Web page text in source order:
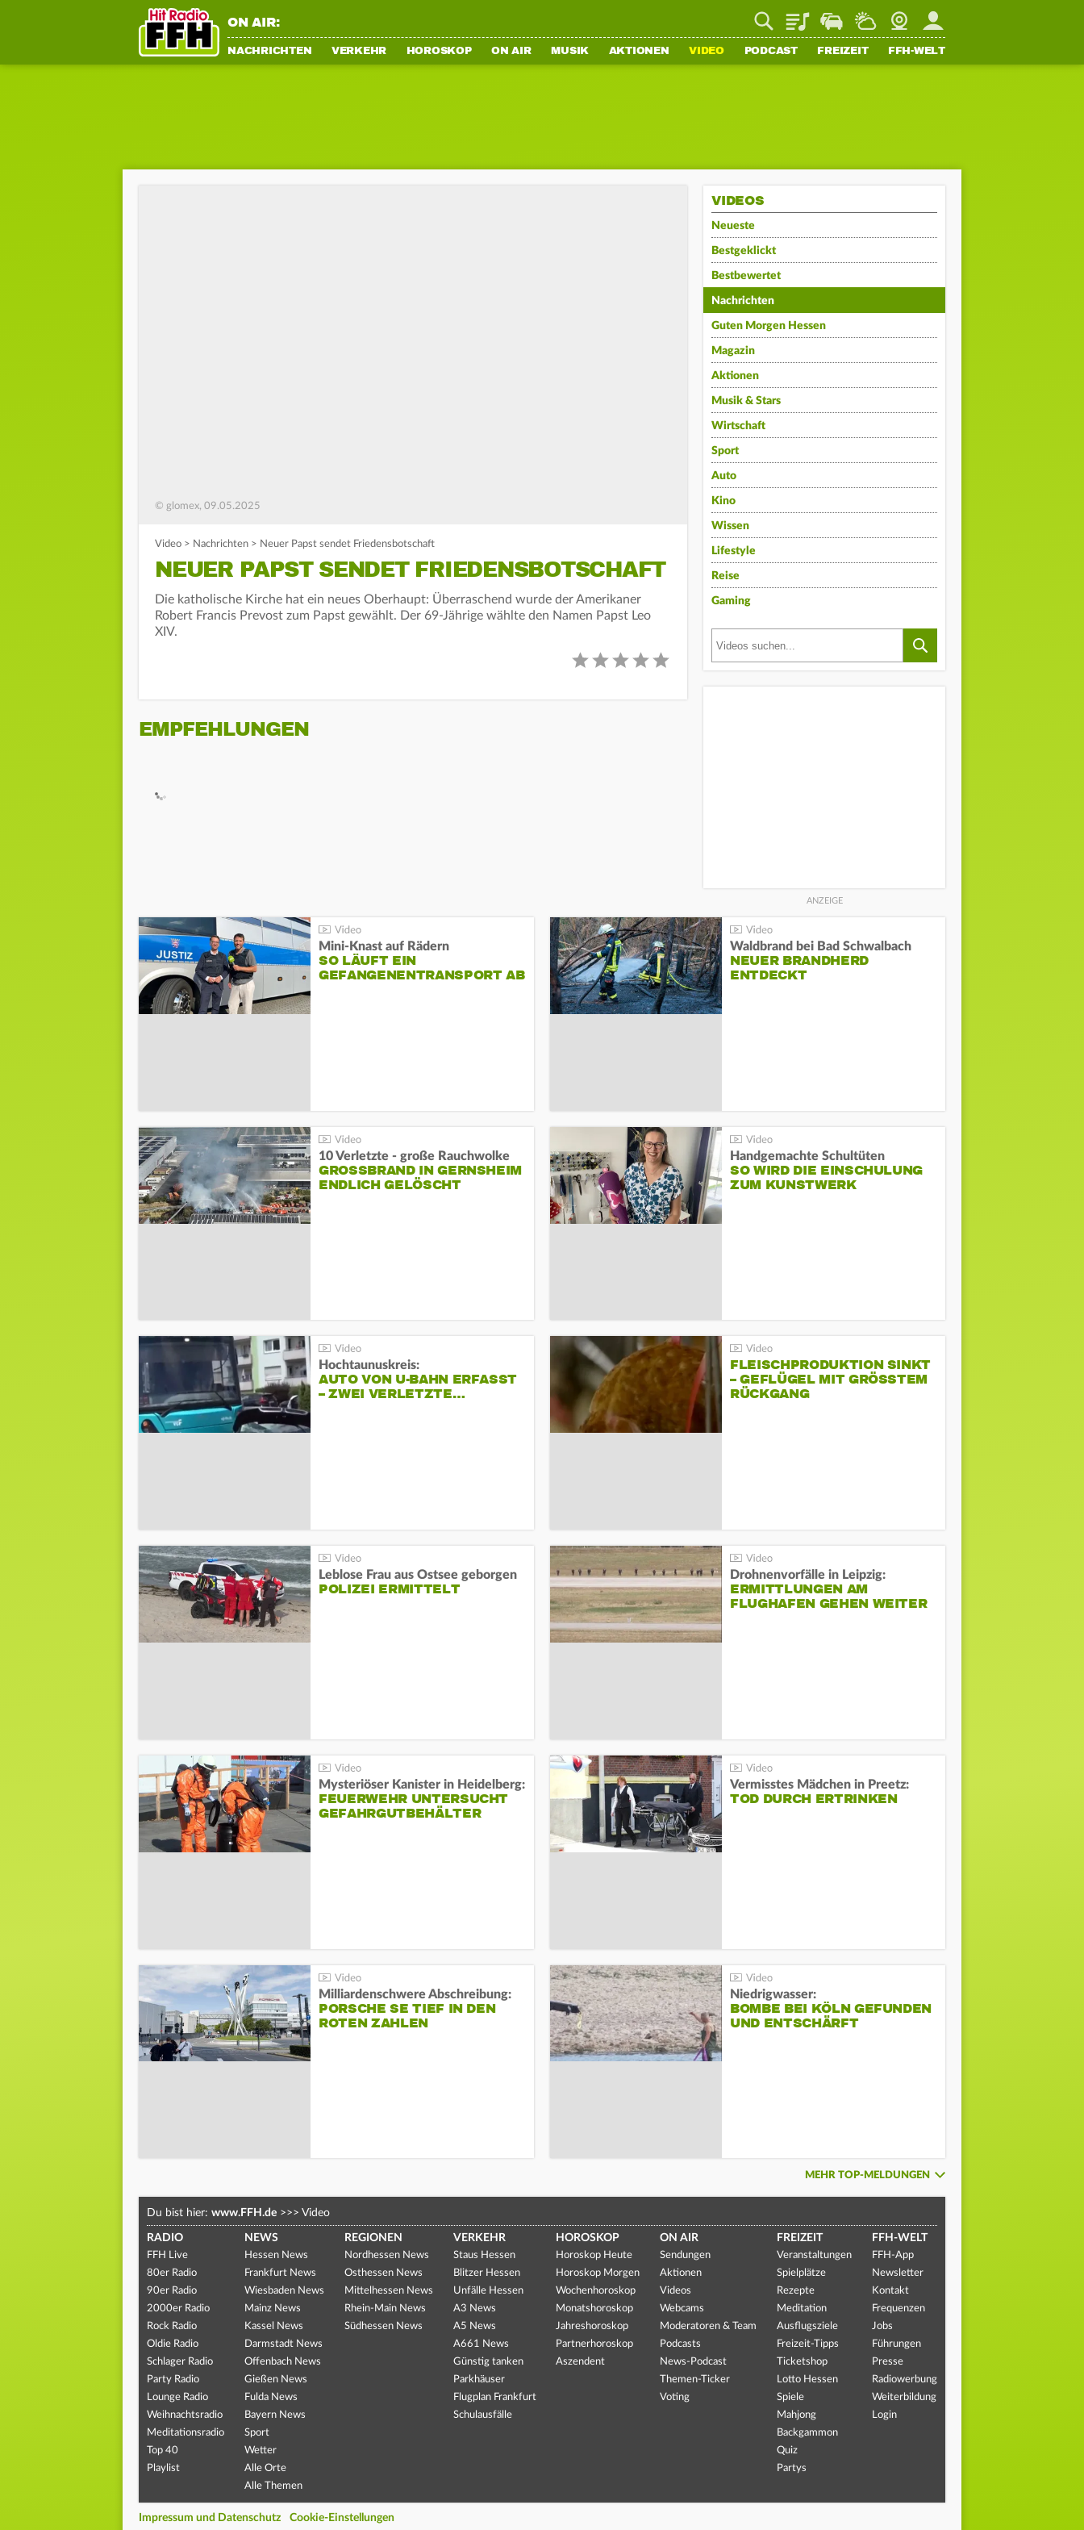
ON AIR: PlaylistStaupilotWetterWebcamMein FFH
NACHRICHTEN VERKEHR HOROSKOP ON AIR MUSIK AKTIONEN VIDEO PODCAST FREIZEIT FFH-WELT
© glomex, 09.05.2025
Video > Nachrichten > Neuer Papst sendet Friedensbotschaft
NEUER PAPST SENDET FRIEDENSBOTSCHAFT
Die katholische Kirche hat ein neues Oberhaupt: Überraschend wurde der Amerikaner
Robert Francis Prevost zum Papst gewählt. Der 69-Jährige wählte den Namen Papst Leo
XIV.
EMPFEHLUNGEN
VIDEOS
Neueste
Bestgeklickt
Bestbewertet
Nachrichten
Guten Morgen Hessen
Magazin
Aktionen
Musik & Stars
Wirtschaft
Sport
Auto
Kino
Wissen
Lifestyle
Reise
Gaming
Mini-Knast auf Rädern
SO LÄUFT EIN
GEFANGENENTRANSPORT AB
Waldbrand bei Bad Schwalbach
NEUER BRANDHERD
ENTDECKT
10 Verletzte - große Rauchwolke
GROSSBRAND IN GERNSHEIM E
NDLICH GELÖSCHT
Handgemachte Schultüten
SO WIRD DIE EINSCHULUNG
ZUM KUNSTWERK
Hochtaunuskreis:
AUTO VON U-BAHN ERFASST
– ZWEI VERLETZTE…
FLEISCHPRODUKTION SINKT
– GEFLÜGEL MIT GRÖSSTEM R
ÜCKGANG
Leblose Frau aus Ostsee geborgen
POLIZEI ERMITTELT
Drohnenvorfälle in Leipzig:
ERMITTLUNGEN AM
FLUGHAFEN GEHEN WEITER
Mysteriöser Kanister in Heidelberg:
FEUERWEHR UNTERSUCHT
GEFAHRGUTBEHÄLTER
Vermisstes Mädchen in Preetz:
TOD DURCH ERTRINKEN
Milliardenschwere Abschreibung:
PORSCHE SE TIEF IN DEN
ROTEN ZAHLEN
Niedrigwasser:
BOMBE BEI KÖLN GEFUNDEN
UND ENTSCHÄRFT
MEHR TOP-MELDUNGEN
Du bist hier: www.FFH.de >>> Video
RADIO
FFH Live
80er Radio
90er Radio
2000er Radio
Rock Radio
Oldie Radio
Schlager Radio
Party Radio
Lounge Radio
Weihnachtsradio
Meditationsradio
Top 40
Playlist
NEWS
Hessen News
Frankfurt News
Wiesbaden News
Mainz News
Kassel News
Darmstadt News
Offenbach News
Gießen News
Fulda News
Bayern News
Sport
Wetter
Alle Orte
Alle Themen
REGIONEN
Nordhessen News
Osthessen News
Mittelhessen News
Rhein-Main News
Südhessen News
VERKEHR
Staus Hessen
Blitzer Hessen
Unfälle Hessen
A3 News
A5 News
A661 News
Günstig tanken
Parkhäuser
Flugplan Frankfurt
Schulausfälle
HOROSKOP
Horoskop Heute
Horoskop Morgen
Wochenhoroskop
Monatshoroskop
Jahreshoroskop
Partnerhoroskop
Aszendent
ON AIR
Sendungen
Aktionen
Videos
Webcams
Moderatoren & Team
Podcasts
News-Podcast
Themen-Ticker
Voting
FREIZEIT
Veranstaltungen
Spielplätze
Rezepte
Meditation
Ausflugsziele
Freizeit-Tipps
Ticketshop
Lotto Hessen
Spiele
Mahjong
Backgammon
Quiz
Partys
FFH-WELT
FFH-App
Newsletter
Kontakt
Frequenzen
Jobs
Führungen
Presse
Radiowerbung
Weiterbildung
Login
Impressum und Datenschutz Cookie-Einstellungen